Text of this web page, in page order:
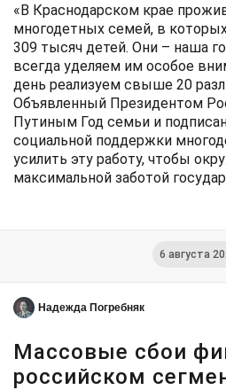
«В Краснодарском крае
многодетных семей, в
309 тысяч детей. Они – наша
всегда уделяем им особое
день реализуем свыше 20
Объявленный Президентом
Путиным Год семьи и
социальной поддержки
усилить эту работу, чтобы
максимальной заботой
6 августа
Надежда Погребняк
Массовые сбои
российском